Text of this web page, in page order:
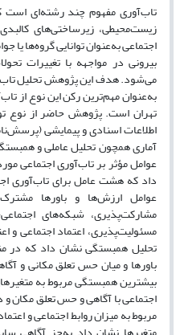
تاب‌آوری مفهوم چند رشته‌ای است
زیست‌محیطی، زیرساختی‌های
اجتماعی به‌عنوان توانایی گروه‌ها یا
بیرونی در مواجهه با تغییرات
می‌شود. هدف این پژوهش تحلیل
به‌عنوان مهم‌ترین رکن این نوع از
تهران است. پژوهش حاضر از نوع
اطلاعات اسنادی و پیمایشی
آماری همچون تحلیل عاملی و
عوامل مؤثر بر تاب‌آوری اجتماعی
داد که هشت عامل برای تاب‌آوری
عوامل ارزش‌ها و باورها
مشارکت‌پذیری، شبکه‌های
مسئولیت‌پذیری، اعتماد اجتماعی و
تحلیل همبستگی نشان داد که در
باورها و میان حس تعلق مکانی و
بیشترین همبستگی مربوط به
اجتماعی با آگاهی و حس تعلق مکان
مربوط به میزان روابط اجتماعی و